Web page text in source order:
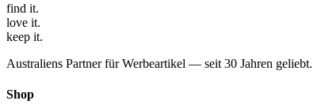
find it.
love it.
keep it.
Australiens Partner für Werbeartikel — seit 30 Jahren geliebt.
Shop